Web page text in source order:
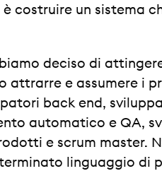
costruire un sistema
deciso di
attrarre e assumere i
back end,
automatico e QA,
e scrum master.
linguaggio di